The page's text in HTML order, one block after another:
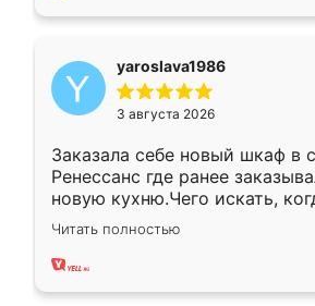
yaroslava1986
3 августа 2026
Заказала себе новый шкаф в
Ренессанс где ранее
новую кухню.Чего искать,
вполне довольна. Служит
два года, нареканий нет.
Читать полностью